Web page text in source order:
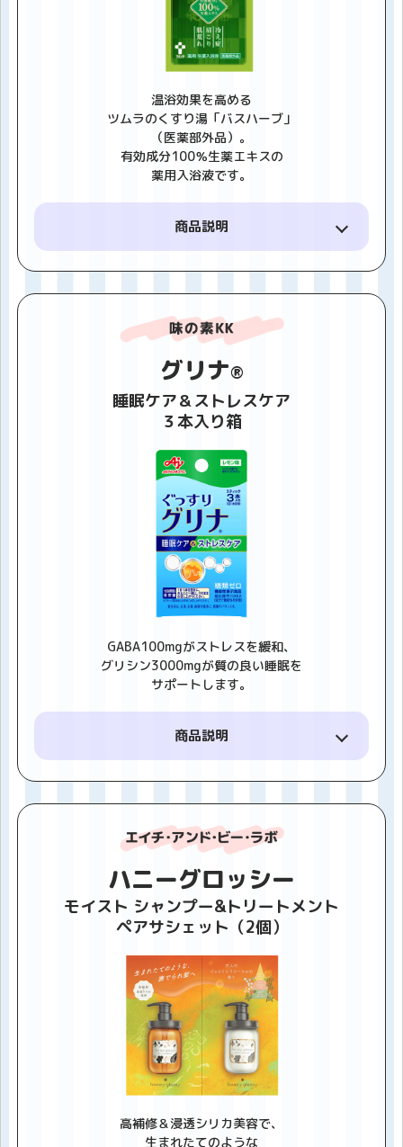
温浴効果を高める
ツムラのくすり湯「バスハーブ」
（医薬部外品）。
有効成分100％生薬エキスの
薬用入浴液です。
商品説明
お湯にすぐに広がる液体タイプで、生薬独特の香り
と自然な草色のお湯を心ゆくまで楽しめます。
内容量
10ml
価格
150円（税別）相当
（モラタメ調べ）
グリナ®
睡眠ケア＆ストレスケア
３本入り箱
GABA100mgがストレスを緩和、
グリシン3000mgが質の良い睡眠を
サポートします。
商品説明
眠感の改善）や、起床時の爽快感のあるよい目覚
め、日中の眠気の改善、疲労感の軽減、作業効率の
向上に役立つことが報告されています。GABAには仕
事や勉強、家事などによる一時的な精神的ストレス
や疲労感の軽減およびリラックス作用があることが
報告されています。
内容量
３回分
価格
オープン価格
ハニーグロッシー
モイスト シャンプー&トリートメント
ペアサシェット（2個）
高補修＆浸透シリカ美容で、
生まれたてのような